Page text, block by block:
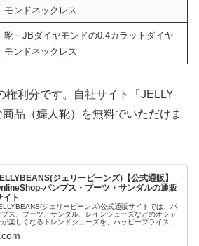
モンドネックレス
靴＋JBダイヤモンドの0.4カラットダイヤ
モンドネックレス
権利分です。自社サイト「JELLY
品（婦人靴）を無料でいただけま
ジェリービーンズ)【公式通販】
パンプス・ブーツ・サンダルの通販
イト
ジェリービーンズ)公式通販サイトでは、パ
プス、ブーツ、サンダル、レインシューズなどのオシャ
が楽しくなるトレンドシューズを、ハッピープライスで
お買い物で送料無...